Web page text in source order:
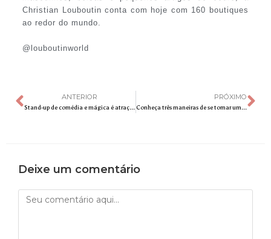
Christian Louboutin conta com hoje com 160 boutiques
ao redor do mundo.
@louboutinworld
ANTERIOR
Stand-up de comédia e mágica é atração no Shopping ParkCity Sumaré
PRÓXIMO
Conheça três maneiras de se tornar um cidadão espanhol
Deixe um comentário